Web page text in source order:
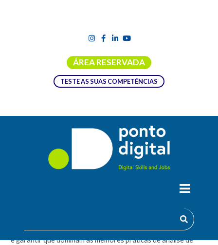
ÁREA RESERVADA
TESTE AS SUAS COMPETÊNCIAS
CURSO BUSINESS INTELLIGENCE;
dirige-se a profissionais que pretendem obter conhecimentos
sobre as principais técnicas e ferramentas de análise de dados
e garantir que dominam as melhores práticas de análise de